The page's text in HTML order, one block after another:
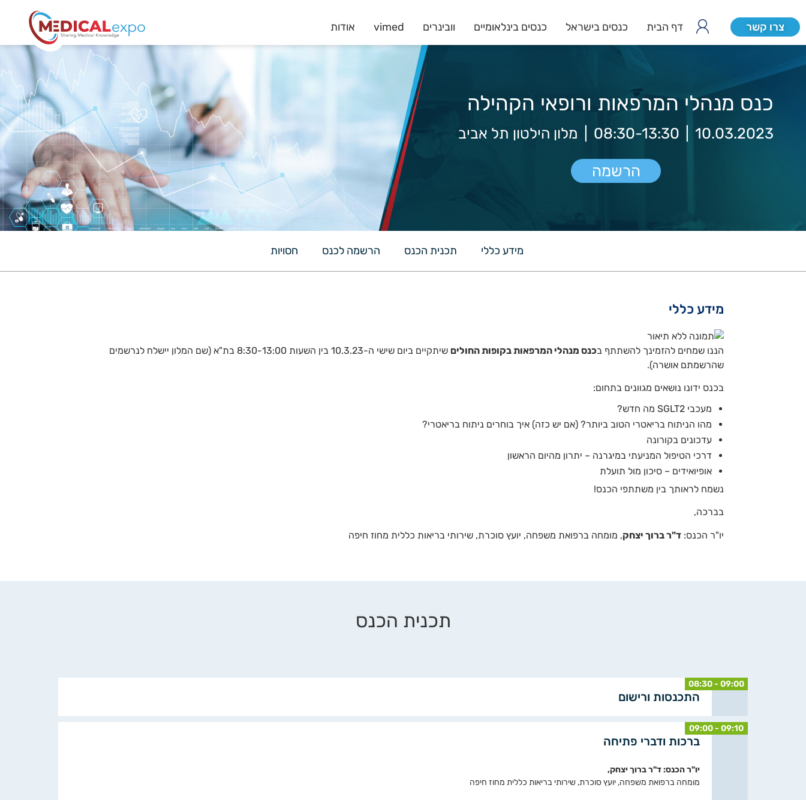
צרו קשר דף הבית כנסים בישראל כנסים בינלאומיים וובינרים vimed אודות
כנס מנהלי המרפאות ורופאי הקהילה
10.03.2023
08:30-13:30 מלון הילטון תל אביב
הרשמה
מידע כללי תכנית הכנס הרשמה לכנס חסויות
מידע כללי
הננו שמחים להזמינך להשתתף בכנס מנהלי המרפאות בקופות החולים
שיתקיים ביום שישי ה-10.3.23 בין השעות 8:30-13:00 בת"א (שם המלון יישלח לנרשמים
שהרשמתם אושרה).
בכנס ידונו נושאים מגוונים בתחום:
מעכבי SGLT2 מה חדש?
מהו הניתוח בריאטרי הטוב ביותר? (אם יש כזה) איך בוחרים ניתוח בריאטרי?
עדכונים בקורונה
דרכי הטיפול ה‏מניעתי במיגרנה – יתרון מהיום הראשון
אופיואידים – סיכון מול תועלת
נשמח לראותך בין משתתפי הכנס!
בברכה,
יו"ר הכנס: ד"ר ברוך יצחק, מומחה ברפואת משפחה, יועץ סוכרת, שירותי בריאות כללית מחוז חיפה
תכנית הכנס
08:30 - 09:00
התכנסות ורישום
09:00 - 09:10
ברכות ודברי פתיחה
יו"ר הכנס: ד"ר ברוך יצחק,
מומחה ברפואת משפחה, יועץ סוכרת, שירותי בריאות כללית מחוז חיפה